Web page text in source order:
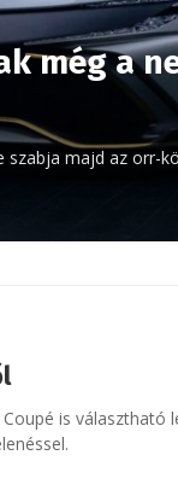
még a
szabja majd az orr-
is választható